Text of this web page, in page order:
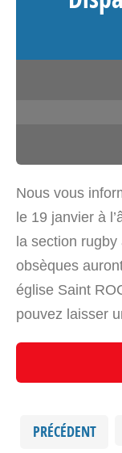
Nous vous
le 19 janvier à
la section
obsèques
église Saint
pouvez laisser
PRÉCÉDENT